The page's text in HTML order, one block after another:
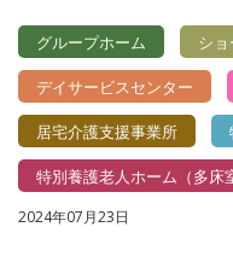
グループホーム シ
デイサービスセンター
居宅介護支援事業所
特別養護老人ホーム（多床
2024年07月23日